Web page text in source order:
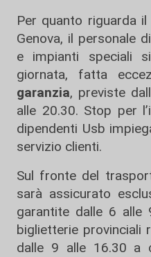
Per quanto riguarda
Genova, il personale
e impianti speciali
giornata, fatta
garanzia, previste
alle 20.30. Stop per
dipendenti Usb
servizio clienti.
Sul fronte del
sarà assicurato
garantite dalle 6
biglietterie provinciali
dalle 9 alle 16.30 a